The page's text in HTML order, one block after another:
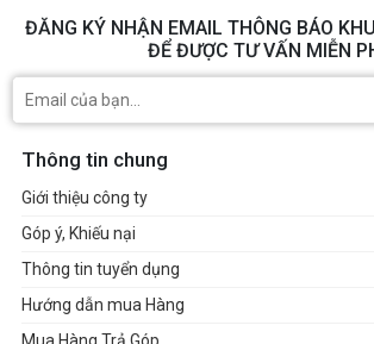
ĐĂNG KÝ NHẬN EMAIL THÔNG BÁO
ĐỂ ĐƯỢC TƯ VẤN MIỄN
Thông tin chung
Giới thiệu công ty
Góp ý, Khiếu nại
Thông tin tuyển dụng
Hướng dẫn mua Hàng